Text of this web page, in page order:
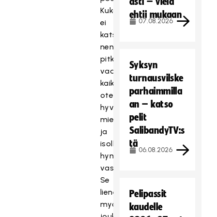
Kukaan
ei
katsele
nenänvartta
pitkin,
vaan
kaikki
otetaan
hyvällä
mielellä
ja
isolla
hymyllä
vastaan.
Se
lienee
myös
ehtii mukaan
07.08.2026
Syksyn
turnausvilske
parhaimmilla
an – katso
pelit
SalibandyTV:s
tä
06.08.2026
Pelipassit
kaudelle